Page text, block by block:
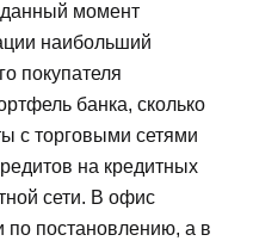
данный момент
наибольший
покупателя
банка, сколько
с торговыми сетями
на кредитных
сети. В офис
по постановлению, а в